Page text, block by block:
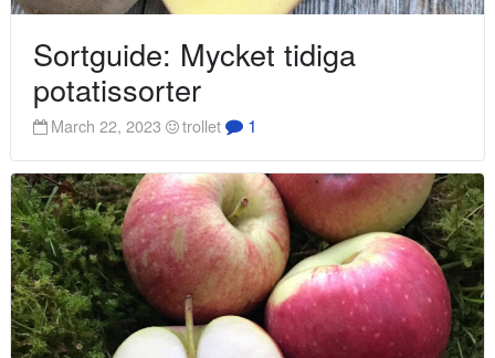
Sortguide: Mycket tidiga
potatissorter
March 22, 2023 trollet 1